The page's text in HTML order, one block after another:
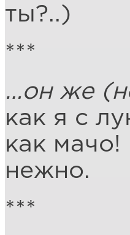
ты?..)
***
…он же
как я с
как мачо!
нежно.
***